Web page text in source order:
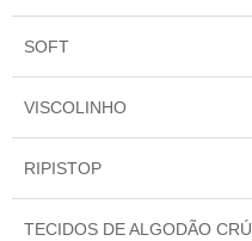
SOFT
VISCOLINHO
RIPISTOP
TECIDOS DE ALGODÃO CRÚ